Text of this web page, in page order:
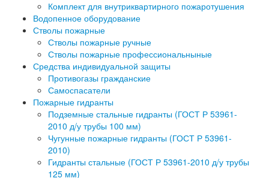
Комплект для внутриквартирного пожаротушения
Водопенное оборудование
Стволы пожарные
Стволы пожарные ручные
Стволы пожарные профессиональныные
Средства индивидуальной защиты
Противогазы гражданские
Самоспасатели
Пожарные гидранты
Подземные стальные гидранты (ГОСТ Р 53961-
2010 д/у трубы 100 мм)
Чугунные пожарные гидранты (ГОСТ Р 53961-
2010)
Гидранты стальные (ГОСТ Р 53961-2010 д/у трубы
125 мм)